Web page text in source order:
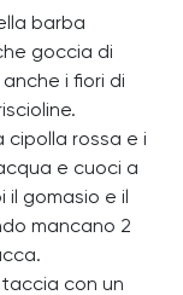
barba
goccia di
i fiori di
cipolla rossa e i
e cuoci a
il gomasio e il
mancano 2
con un